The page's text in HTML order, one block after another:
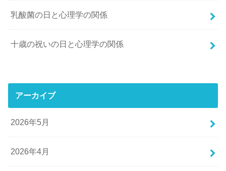
乳酸菌の日と心理学の関係
十歳の祝いの日と心理学の関係
アーカイブ
2026年5月
2026年4月